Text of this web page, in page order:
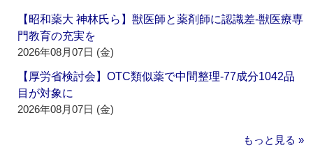
【昭和薬大 神林氏ら】獣医師と薬剤師に認識差‐獣医療専
門教育の充実を
2026年08月07日 (金)
【厚労省検討会】OTC類似薬で中間整理‐77成分1042品
目が対象に
2026年08月07日 (金)
もっと見る »